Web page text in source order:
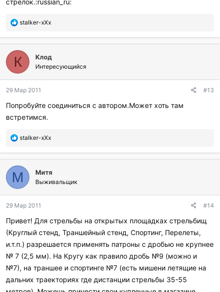
стрелок.:russian_ru:
П
б
л
а
г
о
а
и
л
:
stalker-xXx
К Клод
Интересующийся
29 Мар 2011 #13
Попробуйте соединиться с автором.Может хоть там
встретимся.
П
б
л
а
г
о
а
и
л
и
stalker-xXx
М Митя
Выживальщик
29 Мар 2011 #14
Привет! Для стрельбы на открытых площадках стрельбищ
(Круглый стенд, Траншейный стенд, Спортинг, Перелеты,
и.т.п.) разрешается применять патроны с дробью не крупнее
№ 7 (2,5 мм). На Кругу как правило дробь №9 (можно и
№7), на траншее и спортинге №7 (есть мишени летящие на
дальних траекториях где дистанции стрельбы 35-55